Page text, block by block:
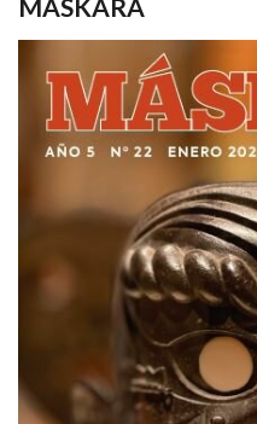
MASKARA